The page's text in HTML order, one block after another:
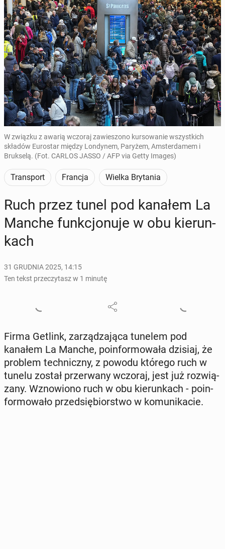
W związku z awarią wczoraj zawieszono kursowanie wszystkich
składów Eurostar między Londynem, Paryżem, Amsterdamem i
Brukselą. (Fot. CARLOS JASSO / AFP via Getty Images)
Transport Francja Wielka Brytania
Ruch przez tunel pod kanałem La
Manche funk­cjo­nu­je w obu kie­run­
kach
31 GRUDNIA 2025, 14:15
Ten tekst przeczytasz w 1 minutę
Firma Getlink, za­rzą­dza­ją­ca tunelem pod
kanałem La Manche, po­in­for­mo­wa­ła dzisiaj, że
problem tech­nicz­ny, z powodu którego ruch w
tunelu został prze­rwa­ny wczoraj, jest już roz­wią­
za­ny. Wzno­wio­no ruch w obu kie­run­kach - po­in­
for­mo­wa­ło przed­się­bior­stwo w ko­mu­ni­ka­cie.